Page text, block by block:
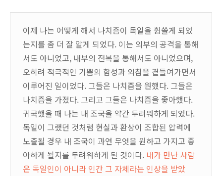
이제 나는 어떻게 해서 나치즘이 독일을 휩쓸게 되었
는지를 좀 더 잘 알게 되었다. 이는 외부의 공격을 통해
서도 아니었고, 내부의 전복을 통해서도 아니었으며,
오히려 적극적인 기쁨의 함성과 외침을 곁들여가면서
이루어진 일이었다. 그들은 나치즘을 원했다. 그들은
나치즘을 가졌다. 그리고 그들은 나치즘을 좋아했다.
귀국했을 때 나는 내 조국을 약간 두려워하게 되었다.
독일이 그랬던 것처럼 현실과 환상이 조합된 압력에
노출될 경우 내 조국이 과연 무엇을 원하고 가지고 좋
아하게 될지를 두려워하게 된 것이다. 내가 만난 사람
은 독일인이 아니라 인간 그 자체라는 인상을 받았